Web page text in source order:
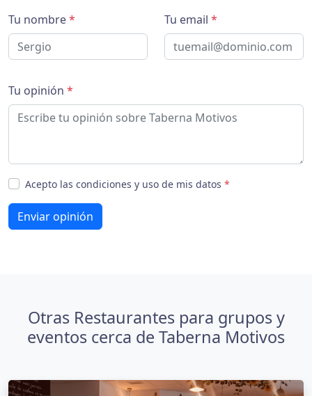
Tu nombre* Tu email *
Tu opinión *
Acepto las condiciones y uso de mis datos *
Enviar opinión
Otras Restaurantes para grupos y
eventos cerca de Taberna Motivos